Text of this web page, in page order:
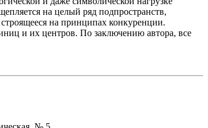
на целый ряд подпространств,
строящееся на принципах конкуренции.
и их центров. По заключению автора, все